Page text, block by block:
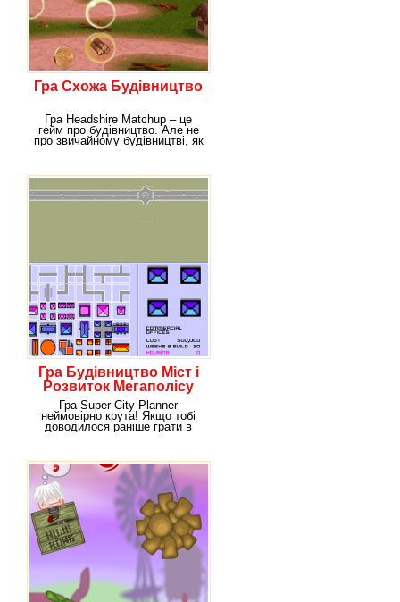
Гра Схожа Будівництво
Гра Headshire Matchup – це
гейм про будівництво. Але не
про звичайному будівництві, як
Гра Будівництво Міст і
Розвиток Мегаполісу
Гра Super City Planner
неймовірно крута! Якщо тобі
доводилося раніше грати в